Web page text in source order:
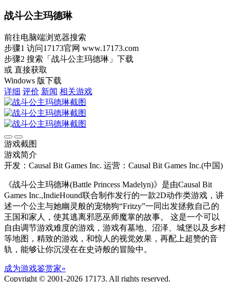
战斗公主玛德琳
前往电脑端浏览器搜索
步骤1 访问17173官网 www.17173.com
步骤2 搜索 「战斗公主玛德琳」 下载
或 直接获取
Windows 版下载
详细 评价 新闻 相关游戏
游戏截图
游戏简介
开发：Causal Bit Games Inc. 运营：Causal Bit Games Inc.(中国)
《战斗公主玛德琳(Battle Princess Madelyn)》是由Causal Bit
Games Inc.,IndieHound联合制作发行的一款2D动作类游戏，讲
述一个公主与她幽灵般的宠物狗“Fritzy”一同出发拯救自己的
王国和家人，使其逃离邪恶巫师魔掌的故事。 这是一个可以
自由调节游戏难度的游戏，游戏有墓地、沼泽、城堡以及乡村
等地图，精致的游戏，和惊人的视觉效果，再配上超赞的音
轨，能够让你沉浸在在史诗般的冒险中。
成为游戏鉴赏家»
Copyright © 2001-2026 17173. All rights reserved.